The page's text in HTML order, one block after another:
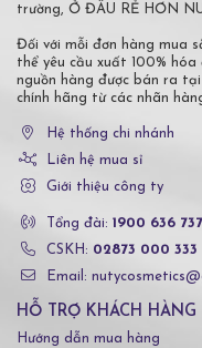
trường, Ở ĐÂU RẺ HƠN
Đối với mỗi đơn hàng mua
thể yêu cầu xuất 100%
nguồn hàng được bán ra
chính hãng từ các nhãn
Hệ thống chi nhánh
Liên hệ mua sỉ
Giới thiệu công ty
Tổng đài: 1900 636 737
CSKH: 02873 000 333
Email:
HỖ TRỢ KHÁCH HÀNG
Hướng dẫn mua hàng